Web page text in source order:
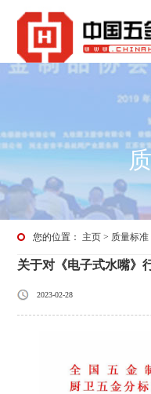
您的位置： 主页 > 质量标准
关于对《电子式水嘴》
2023-02-28